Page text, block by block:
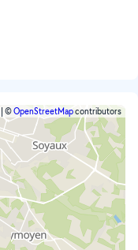
©OpenStreetMapcontributors